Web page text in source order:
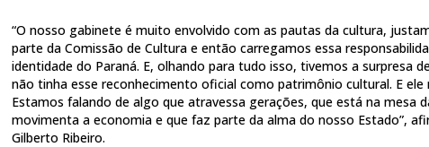
“O nosso gabinete é muito envolvido com as pautas da cultura,
parte da Comissão de Cultura e então carregamos essa
identidade do Paraná. E, olhando para tudo isso, tivemos a surpresa
não tinha esse reconhecimento oficial como patrimônio cultural. E ele
Estamos falando de algo que atravessa gerações, que está na mesa
movimenta a economia e que faz parte da alma do nosso Estado”,
Gilberto Ribeiro.